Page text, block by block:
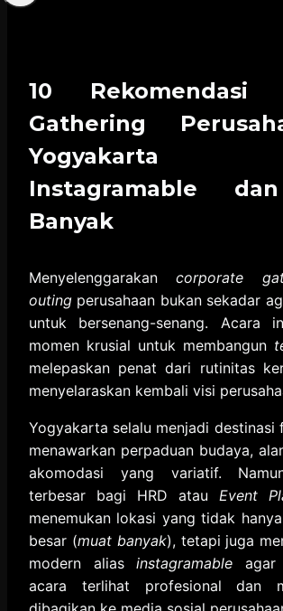
10 Rekomendasi
Gathering
Yogyakarta
Instagramable
Banyak
Menyelenggarakancorporate
outing perusahaan bukan sekadar
untuk bersenang-senang. Acara
momen krusial untuk membangun
melepaskan penat dari rutinitas
menyelaraskan kembali visi
Yogyakarta selalu menjadi destinasi
menawarkan perpaduan budaya,
akomodasi yang variatif.
terbesar bagi HRD atau Event
menemukan lokasi yang tidak
besar (muat banyak),tetapi juga
modern alias instagramable agar
acara terlihat profesional dan